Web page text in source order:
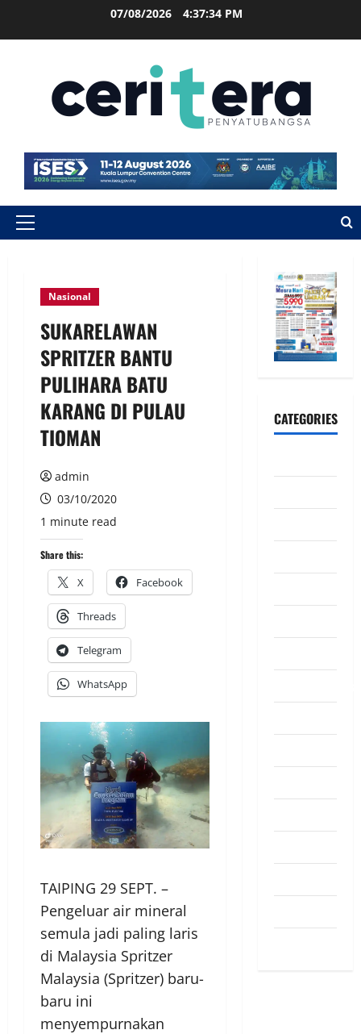
07/08/2026 4:37:34 PM
Nasional
SUKARELAWAN
SPRITZER BANTU
PULIHARA BATU
KARANG DI PULAU
TIOMAN
admin
03/10/2020
1 minute read
Share this:
X Facebook
Threads
Telegram
WhatsApp
TAIPING 29 SEPT. –
Pengeluar air mineral
semula jadi paling laris
di Malaysia Spritzer
Malaysia (Spritzer) baru-
baru ini
menyempurnakan
CATEGORIES